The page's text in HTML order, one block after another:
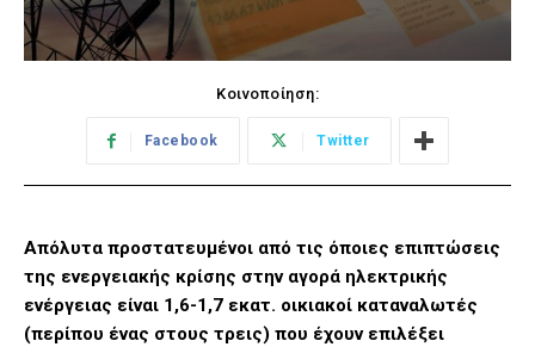
Κοινοποίηση:
Facebook Twitter
Απόλυτα προστατευμένοι από τις όποιες επιπτώσεις
της ενεργειακής κρίσης στην αγορά ηλεκτρικής
ενέργειας είναι 1,6-1,7 εκατ. οικιακοί καταναλωτές
(περίπου ένας στους τρεις) που έχουν επιλέξει